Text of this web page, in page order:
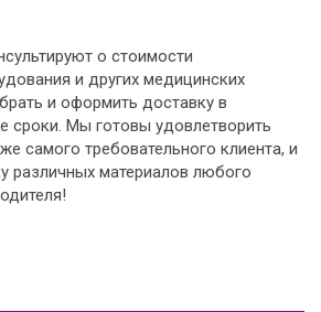
о стоимости
и других медицинских
и оформить доставку в
сроки. Мы готовы удовлетворить
самого требовательного клиента, и
различных материалов любого